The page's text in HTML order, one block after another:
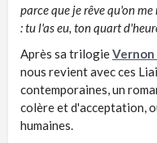
parce que je rêve qu'on
: tu l'as eu, ton quart
Après sa trilogie
nous revient avec ces
contemporaines, un
colère et d'acceptation,
humaines.